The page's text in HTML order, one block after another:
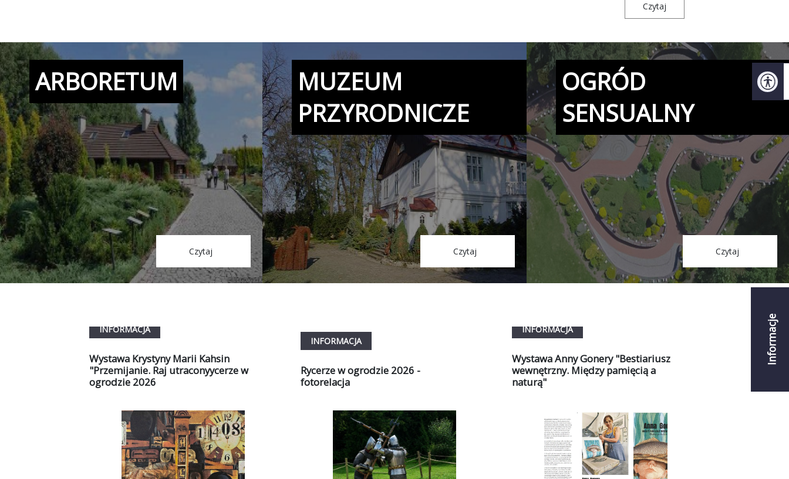
Informacje
Czytaj
ARBORETUM
Czytaj
MUZEUM
PRZYRODNICZE
Czytaj
OGRÓD
SENSUALNY
Czytaj
INFORMACJA
Wystawa Krystyny Marii Kahsin
"Przemijanie. Raj utraconyycerze w
ogrodzie 2026
INFORMACJA
Rycerze w ogrodzie 2026 -
fotorelacja
INFORMACJA
Wystawa Anny Gonery "Bestiariusz
wewnętrzny. Między pamięcią a
naturą"
INFORMACJA